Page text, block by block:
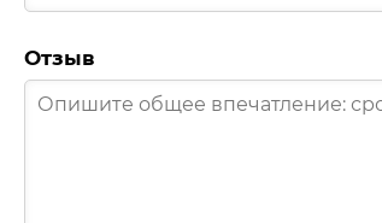
Отзыв